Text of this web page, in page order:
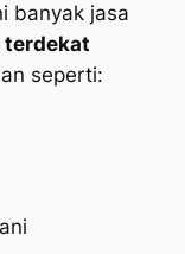
banyak jasa
terdekat
seperti: